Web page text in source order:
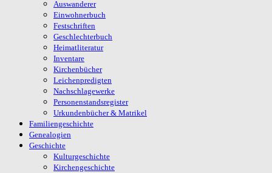
Auswanderer
Einwohnerbuch
Festschriften
Geschlechterbuch
Heimatliteratur
Inventare
Kirchenbücher
Leichenpredigten
Nachschlagewerke
Personenstandsregister
Urkundenbücher & Matrikel
Familiengeschichte
Genealogien
Geschichte
Kulturgeschichte
Kirchengeschichte